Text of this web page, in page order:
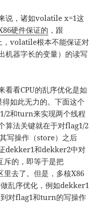
说，诸如volatile x=1这
硬件保证的 ，跟
volatile根本不能保证对
机器字长的变量）的读写
看看CPU的乱序优化是如
如此无力的。下面这个
2和turn来实现两个线程
算法关键就在于对flag1/2
写操作（store）之后
dekker1和dekker2中对
斥的，即等于是把
去了。但是，多核X86
乱序优化，例如dekker1
对flag1和turn的写操作